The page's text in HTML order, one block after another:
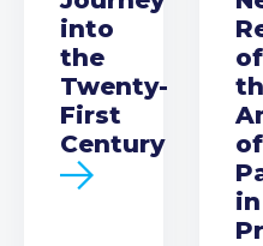
into
the
Twenty-
First
Century
of
of
in